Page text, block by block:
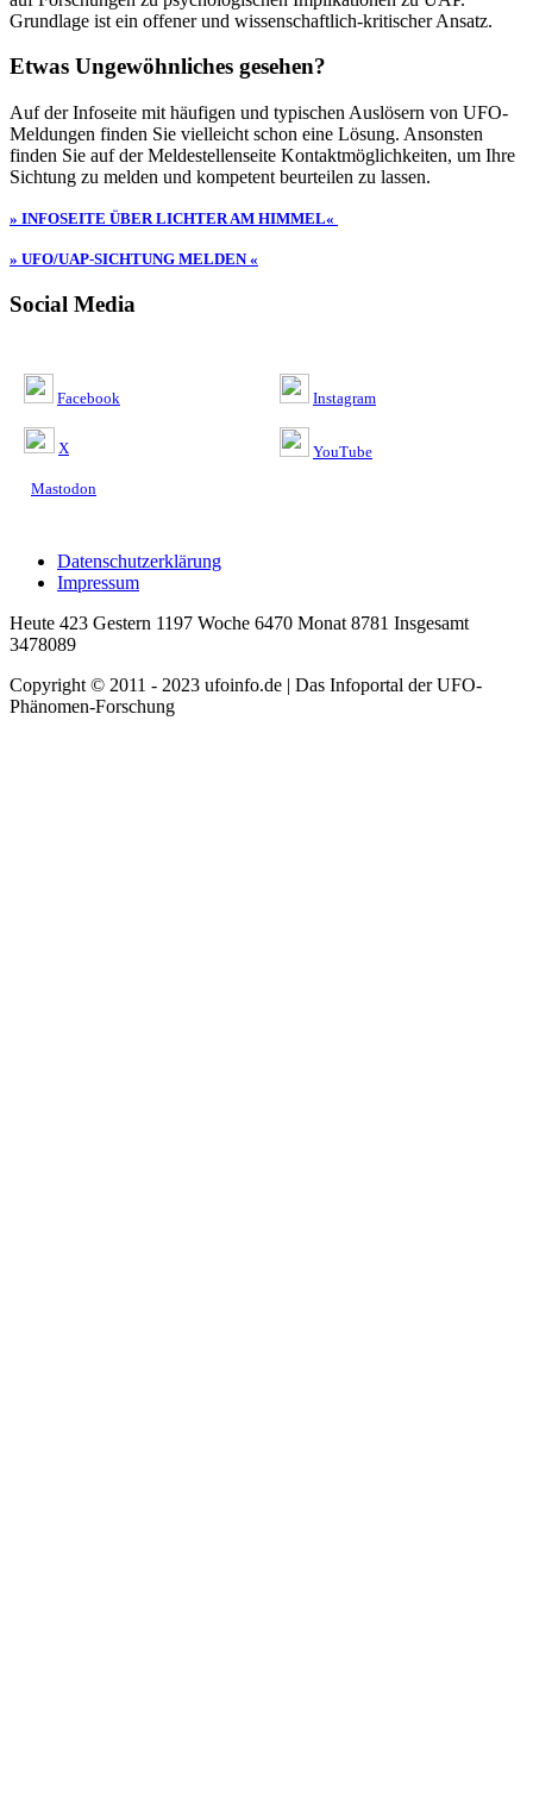
Grundlage ist ein offener und wissenschaftlich-kritischer Ansatz.
Etwas Ungewöhnliches gesehen?
Auf der Infoseite mit häufigen und typischen Auslösern von UFO-
Meldungen finden Sie vielleicht schon eine Lösung. Ansonsten
finden Sie auf der Meldestellenseite Kontaktmöglichkeiten, um Ihre
Sichtung zu melden und kompetent beurteilen zu lassen.
» INFOSEITE ÜBER LICHTER AM HIMMEL«
» UFO/UAP-SICHTUNG MELDEN «
Social Media
Facebook
X
Mastodon
Instagram
YouTube
Datenschutzerklärung
Impressum
Heute 423 Gestern 1197 Woche 6470 Monat 8781 Insgesamt
3478089
Copyright © 2011 - 2023 ufoinfo.de | Das Infoportal der UFO-
Phänomen-Forschung